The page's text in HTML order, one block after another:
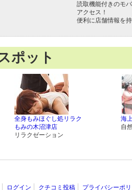
読取機能付きのモ
アクセス！
便利に店舗情報を
ポット
全身もみほぐし処リラク
もみの木沼津店
リラクゼーション
海
自
ログイン クチコミ投稿 プライバシーポ